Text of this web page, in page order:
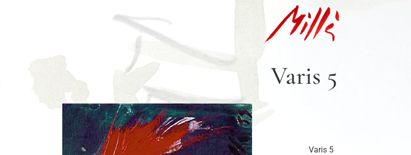
Varis 5
Varis 5